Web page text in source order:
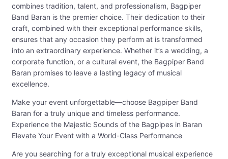
combines tradition, talent, and professionalism, Bagpiper
Band Baran is the premier choice. Their dedication to their
craft, combined with their exceptional performance skills,
ensures that any occasion they perform at is transformed
into an extraordinary experience. Whether it’s a wedding, a
corporate function, or a cultural event, the Bagpiper Band
Baran promises to leave a lasting legacy of musical
excellence.
Make your event unforgettable—choose Bagpiper Band
Baran for a truly unique and timeless performance.
Experience the Majestic Sounds of the Bagpipes in Baran
Elevate Your Event with a World-Class Performance
Are you searching for a truly exceptional musical experience